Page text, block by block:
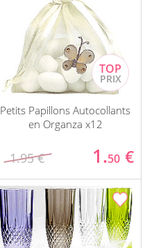
Petits Papillons Autocollants
en Organza x12
1.95 € 1.50 €